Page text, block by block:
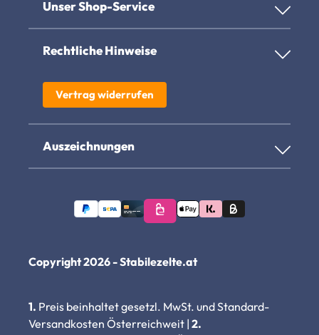
Unser Shop-Service
Rechtliche Hinweise
Vertrag widerrufen
Auszeichnungen
Copyright 2026 - Stabilezelte.at
1. Preis beinhaltet gesetzl. MwSt. und Standard-
Versandkosten Österreichweit | 2.